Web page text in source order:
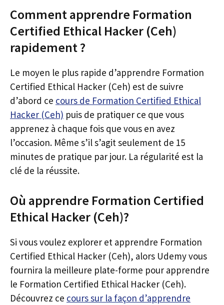
Comment apprendre Formation
Certified Ethical Hacker (Ceh)
rapidement ?
Le moyen le plus rapide d’apprendre Formation
Certified Ethical Hacker (Ceh) est de suivre
d’abord ce cours de Formation Certified Ethical
Hacker (Ceh) puis de pratiquer ce que vous
apprenez à chaque fois que vous en avez
l’occasion. Même s’il s’agit seulement de 15
minutes de pratique par jour. La régularité est la
clé de la réussite.
Où apprendre Formation Certified
Ethical Hacker (Ceh)?
Si vous voulez explorer et apprendre Formation
Certified Ethical Hacker (Ceh), alors Udemy vous
fournira la meilleure plate-forme pour apprendre
le Formation Certified Ethical Hacker (Ceh).
Découvrez ce cours sur la façon d’apprendre